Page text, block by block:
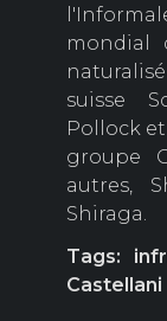
mondial
suisse
Pollock
groupe
autres,
Shiraga.
Tags:
Castellani